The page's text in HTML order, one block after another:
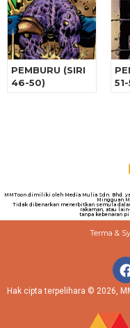
PEMBURU (SIRI
46-50)
MMToon dimiliki oleh Media Mulia Sdn. Bhd.
Mingguan
Tidak dibenarkan menerbitkan semula
rakaman, atau
tanpa kebenaran
Terma &
Hak cipta terpelihara © 2026,